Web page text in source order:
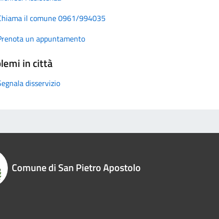
il comune 0961/994035
un appuntamento
in città
disservizio
Comune di San Pietro Apostolo